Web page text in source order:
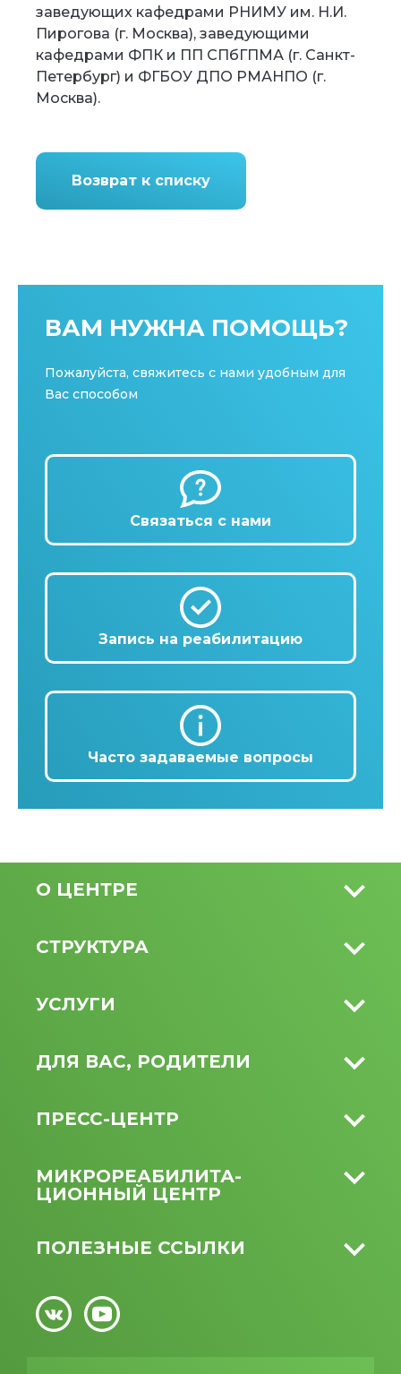
заведующих кафедрами РНИМУ им. Н.И.
Пирогова (г. Москва), заведующими
кафедрами ФПК и ПП СПбГПМА (г. Санкт-
Петербург) и ФГБОУ ДПО РМАНПО (г.
Москва).
Возврат к списку
ВАМ НУЖНА ПОМОЩЬ?
Пожалуйста, свяжитесь с нами удобным для
Вас способом
Связаться с нами
Запись на реабилитацию
Часто задаваемые вопросы
О ЦЕНТРЕ
СТРУКТУРА
УСЛУГИ
ДЛЯ ВАС, РОДИТЕЛИ
ПРЕСС-ЦЕНТР
МИКРО­РЕАБИЛИТА­
ЦИОННЫЙ ЦЕНТР
ПОЛЕЗНЫЕ ССЫЛКИ